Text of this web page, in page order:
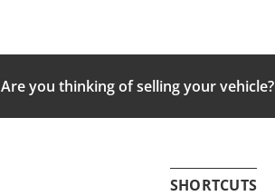
Are you thinking of selling your vehicle?
SHORTCUTS